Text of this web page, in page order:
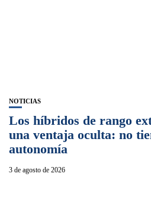
NOTICIAS
Los híbridos de rango
una ventaja oculta: no
autonomía
3 de agosto de 2026